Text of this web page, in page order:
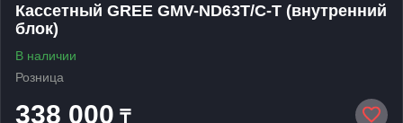
Кассетный GREE GMV-ND63T/C-T (внутренний
блок)
В наличии
Розница
338 000 ₸